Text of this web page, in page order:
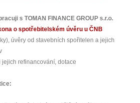
s TOMAN FINANCE GROUP s.r.o.
o spotřebitelském úvěru u ČNB
úvěry od stavebních spořitelen a jejich
jejich refinancování, dotace